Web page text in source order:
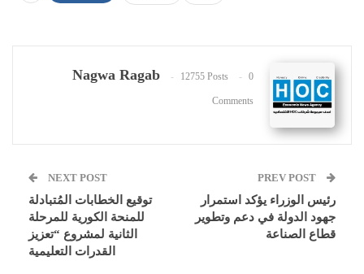
Nagwa Ragab 12755 Posts 0
Comments
رئيس الوزراء يؤكد استمرار
جهود الدولة في دعم وتطوير
قطاع الصناعة
NEXT POST
توقيع الخطابات المُتبادلة
للمنحة الكورية للمرحلة
الثانية لمشروع “تعزيز
القدرات التعليمية